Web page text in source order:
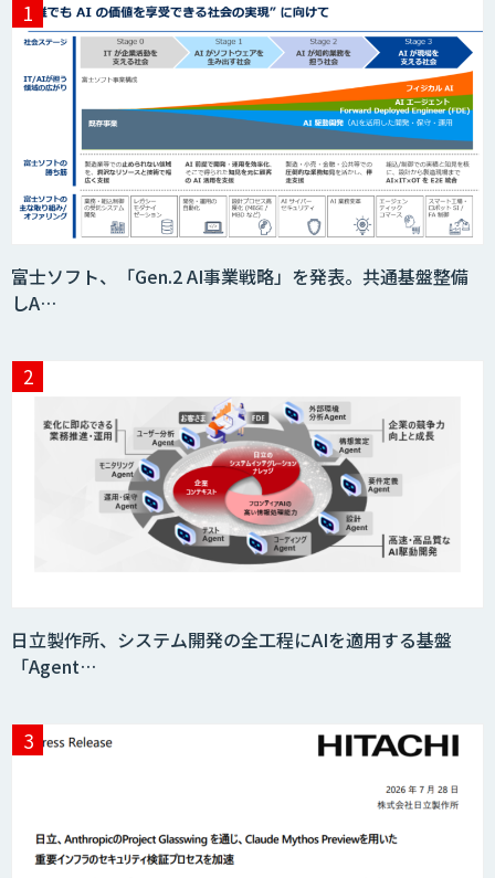
データ分析エージェント
「AI課題の⽬利き」コンサルティングサ
ービス
タ収集・作成
JOINT AI Flow byGMO
Acompany セキュアチャット
富士ソフト、「Gen.2 AI事業戦略」を発表。共通基盤整備
しA…
日立製作所、システム開発の全工程にAIを適用する基盤
「Agent…